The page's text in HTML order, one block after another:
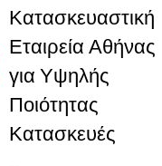
Κατασκευαστική
Εταιρεία Αθήνας
για Υψηλής
Ποιότητας
Κατασκευές